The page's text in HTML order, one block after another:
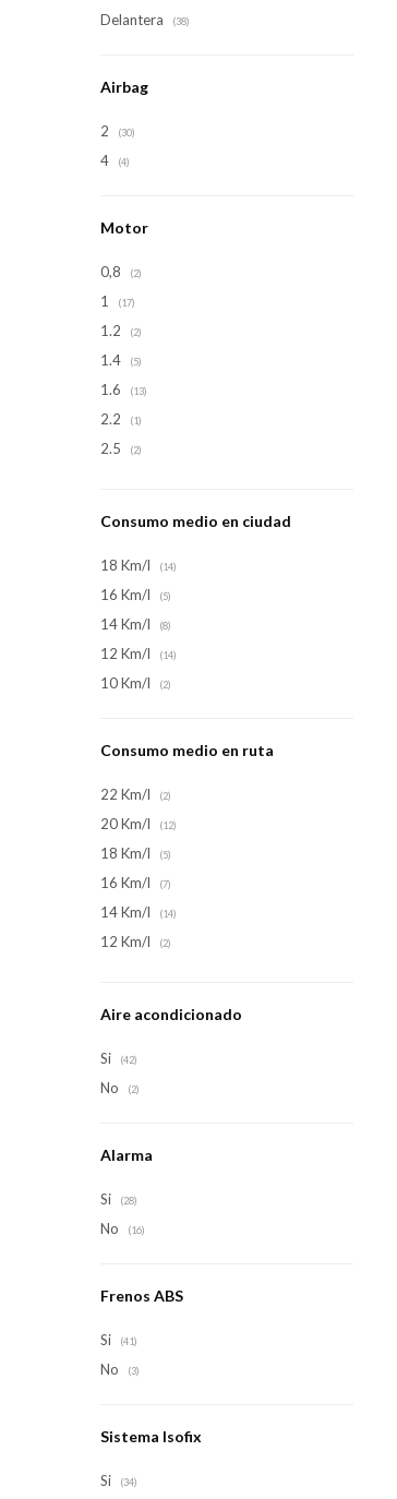
Delantera (38)
Airbag
2 (30)
4 (4)
Motor
0,8 (2)
1 (17)
1.2 (2)
1.4 (5)
1.6 (13)
2.2 (1)
2.5 (2)
Consumo medio en ciudad
18 Km/l (14)
16 Km/l (5)
14 Km/l (8)
12 Km/l (14)
10 Km/l (2)
Consumo medio en ruta
22 Km/l (2)
20 Km/l (12)
18 Km/l (5)
16 Km/l (7)
14 Km/l (14)
12 Km/l (2)
Aire acondicionado
Si (42)
No (2)
Alarma
Si (28)
No (16)
Frenos ABS
Si (41)
No (3)
Sistema Isofix
Si (34)